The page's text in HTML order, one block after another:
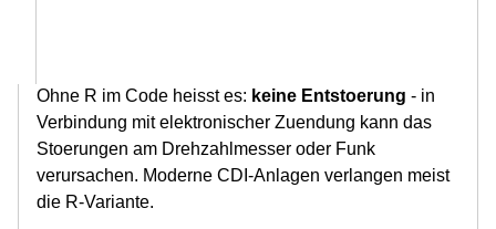
Ohne R im Code heisst es: keine Entstoerung - in
Verbindung mit elektronischer Zuendung kann das
Stoerungen am Drehzahlmesser oder Funk
verursachen. Moderne CDI-Anlagen verlangen meist
die R-Variante.